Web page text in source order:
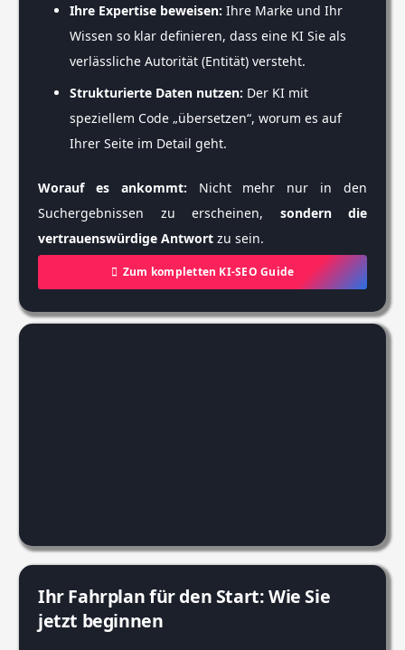
Ihre Expertise beweisen: Ihre Marke und Ihr
Wissen so klar definieren, dass eine KI Sie als
verlässliche Autorität (Entität) versteht.
Strukturierte Daten nutzen: Der KI mit
speziellem Code „übersetzen“, worum es auf
Ihrer Seite im Detail geht.
Worauf es ankommt: Nicht mehr nur in den
Suchergebnissen zu erscheinen, sondern die
vertrauenswürdige Antwort zu sein.
Zum kompletten KI-SEO Guide
Ihr Fahrplan für den Start: Wie Sie
jetzt beginnen